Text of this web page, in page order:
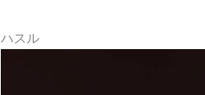
ハスル